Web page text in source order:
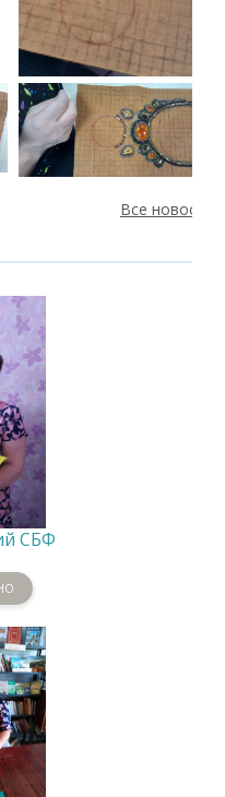
Все новости
СБФ